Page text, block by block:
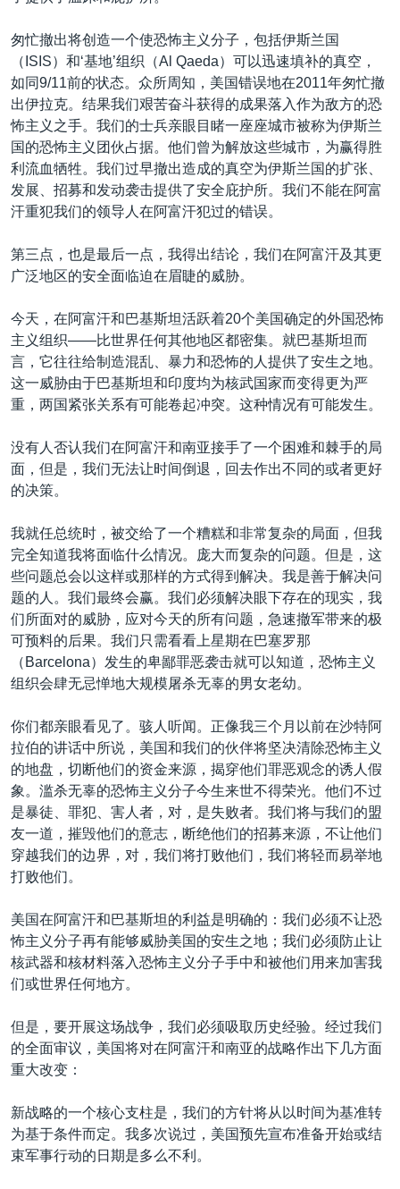
匆忙撤出将创造一个使恐怖主义分子，包括伊斯兰国
（ISIS）和‘基地’组织（Al Qaeda）可以迅速填补的真空，
如同9/11前的状态。众所周知，美国错误地在2011年匆忙撤
出伊拉克。结果我们艰苦奋斗获得的成果落入作为敌方的恐
怖主义之手。我们的士兵亲眼目睹一座座城市被称为伊斯兰
国的恐怖主义团伙占据。他们曾为解放这些城市，为赢得胜
利流血牺牲。我们过早撤出造成的真空为伊斯兰国的扩张、
发展、招募和发动袭击提供了安全庇护所。我们不能在阿富
汗重犯我们的领导人在阿富汗犯过的错误。
第三点，也是最后一点，我得出结论，我们在阿富汗及其更
广泛地区的安全面临迫在眉睫的威胁。
今天，在阿富汗和巴基斯坦活跃着20个美国确定的外国恐怖
主义组织——比世界任何其他地区都密集。就巴基斯坦而
言，它往往给制造混乱、暴力和恐怖的人提供了安生之地。
这一威胁由于巴基斯坦和印度均为核武国家而变得更为严
重，两国紧张关系有可能卷起冲突。这种情况有可能发生。
没有人否认我们在阿富汗和南亚接手了一个困难和棘手的局
面，但是，我们无法让时间倒退，回去作出不同的或者更好
的决策。
我就任总统时，被交给了一个糟糕和非常复杂的局面，但我
完全知道我将面临什么情况。庞大而复杂的问题。但是，这
些问题总会以这样或那样的方式得到解决。我是善于解决问
题的人。我们最终会赢。我们必须解决眼下存在的现实，我
们所面对的威胁，应对今天的所有问题，急速撤军带来的极
可预料的后果。我们只需看看上星期在巴塞罗那
（Barcelona）发生的卑鄙罪恶袭击就可以知道，恐怖主义
组织会肆无忌惮地大规模屠杀无辜的男女老幼。
你们都亲眼看见了。骇人听闻。正像我三个月以前在沙特阿
拉伯的讲话中所说，美国和我们的伙伴将坚决清除恐怖主义
的地盘，切断他们的资金来源，揭穿他们罪恶观念的诱人假
象。滥杀无辜的恐怖主义分子今生来世不得荣光。他们不过
是暴徒、罪犯、害人者，对，是失败者。我们将与我们的盟
友一道，摧毁他们的意志，断绝他们的招募来源，不让他们
穿越我们的边界，对，我们将打败他们，我们将轻而易举地
打败他们。
美国在阿富汗和巴基斯坦的利益是明确的：我们必须不让恐
怖主义分子再有能够威胁美国的安生之地；我们必须防止让
核武器和核材料落入恐怖主义分子手中和被他们用来加害我
们或世界任何地方。
但是，要开展这场战争，我们必须吸取历史经验。经过我们
的全面审议，美国将对在阿富汗和南亚的战略作出下几方面
重大改变：
新战略的一个核心支柱是，我们的方针将从以时间为基准转
为基于条件而定。我多次说过，美国预先宣布准备开始或结
束军事行动的日期是多么不利。